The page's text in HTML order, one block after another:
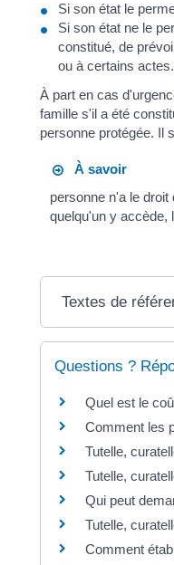
Si son état le
Si son état ne le
constitué, de
ou à certains actes.
À part en cas
famille s'il a été
personne protégée. Il
À savoir
personne n'a le
quelqu'un y accède,
Textes de
Questions ?
Quel est le
Comment les
Tutelle,
Tutelle,
Qui peut
Tutelle,
Comment